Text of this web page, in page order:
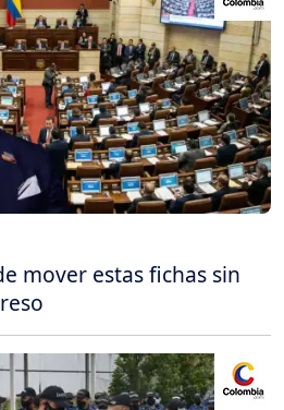
mover estas fichas sin